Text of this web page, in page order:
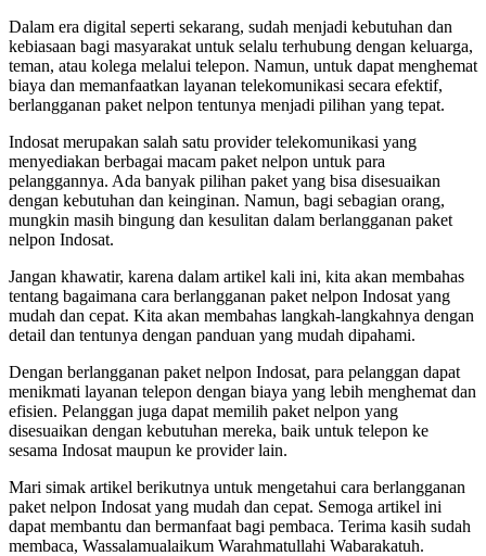
Dalam era digital seperti sekarang, sudah menjadi kebutuhan dan
kebiasaan bagi masyarakat untuk selalu terhubung dengan keluarga,
teman, atau kolega melalui telepon. Namun, untuk dapat menghemat
biaya dan memanfaatkan layanan telekomunikasi secara efektif,
berlangganan paket nelpon tentunya menjadi pilihan yang tepat.
Indosat merupakan salah satu provider telekomunikasi yang
menyediakan berbagai macam paket nelpon untuk para
pelanggannya. Ada banyak pilihan paket yang bisa disesuaikan
dengan kebutuhan dan keinginan. Namun, bagi sebagian orang,
mungkin masih bingung dan kesulitan dalam berlangganan paket
nelpon Indosat.
Jangan khawatir, karena dalam artikel kali ini, kita akan membahas
tentang bagaimana cara berlangganan paket nelpon Indosat yang
mudah dan cepat. Kita akan membahas langkah-langkahnya dengan
detail dan tentunya dengan panduan yang mudah dipahami.
Dengan berlangganan paket nelpon Indosat, para pelanggan dapat
menikmati layanan telepon dengan biaya yang lebih menghemat dan
efisien. Pelanggan juga dapat memilih paket nelpon yang
disesuaikan dengan kebutuhan mereka, baik untuk telepon ke
sesama Indosat maupun ke provider lain.
Mari simak artikel berikutnya untuk mengetahui cara berlangganan
paket nelpon Indosat yang mudah dan cepat. Semoga artikel ini
dapat membantu dan bermanfaat bagi pembaca. Terima kasih sudah
membaca, Wassalamualaikum Warahmatullahi Wabarakatuh.